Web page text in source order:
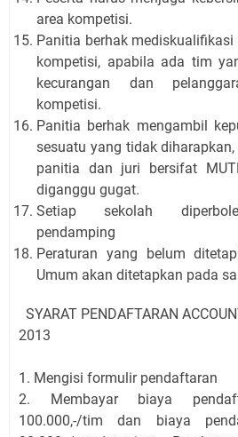
area kompetisi.
Panitia berhak
kompetisi, apabila ada tim
kecurangan dan
kompetisi.
Panitia berhak mengambil
sesuatu yang tidak
panitia dan juri bersifat
diganggu gugat.
Setiap sekolah
pendamping
Peraturan yang belum
Umum akan ditetapkan pada
SYARAT PENDAFTARAN
2013
1. Mengisi formulir pendaftaran
2. Membayar biaya
100.000,-/tim dan biaya